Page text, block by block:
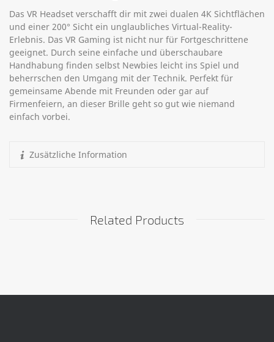
Das VR Headset verschafft dir mit zwei dualen 4K Sichtflächen
und einer 200° Sicht ein unglaubliches Virtual-Reality-
Erlebnis. Das VR Gaming ist nicht nur für Fortgeschrittene
geeignet. Durch seine einfache und überschaubare
Handhabung finden selbst Newbies leicht ins Spiel und
beherrschen den Umgang mit der Technik. Perfekt für
gemeinsame Abende mit Freunden oder gar auf
Firmenfeiern, an dieser Brille geht so gut wie niemand
einfach vorbei.
Zusätzliche Information
Related Products